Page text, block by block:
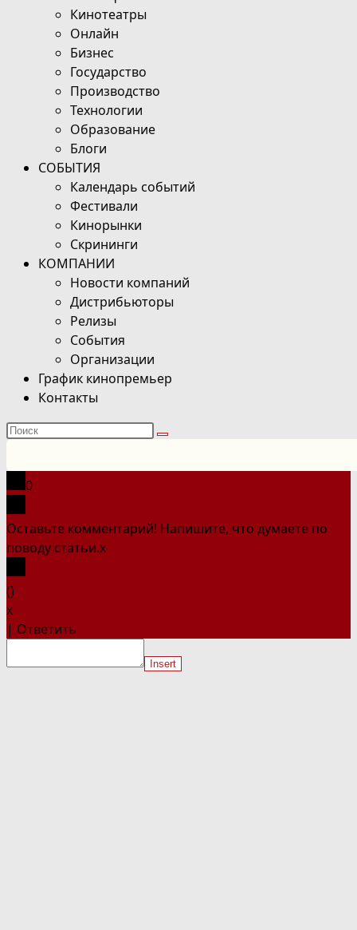
Кинотеатры
Онлайн
Бизнес
Государство
Производство
Технологии
Образование
Блоги
СОБЫТИЯ
Календарь событий
Фестивали
Кинорынки
Скрининги
КОМПАНИИ
Новости компаний
Дистрибьюторы
Релизы
События
Организации
График кинопремьер
Контакты
Поиск
сайте
0
Оставьте комментарий! Напишите, что думаете по
поводу статьи.x
()
x
| Ответить
Insert